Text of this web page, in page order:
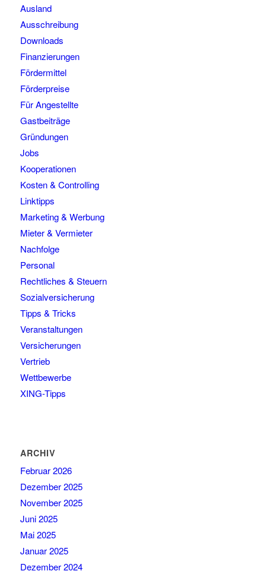
Ausland
Ausschreibung
Downloads
Finanzierungen
Fördermittel
Förderpreise
Für Angestellte
Gastbeiträge
Gründungen
Jobs
Kooperationen
Kosten & Controlling
Linktipps
Marketing & Werbung
Mieter & Vermieter
Nachfolge
Personal
Rechtliches & Steuern
Sozialversicherung
Tipps & Tricks
Veranstaltungen
Versicherungen
Vertrieb
Wettbewerbe
XING-Tipps
ARCHIV
Februar 2026
Dezember 2025
November 2025
Juni 2025
Mai 2025
Januar 2025
Dezember 2024